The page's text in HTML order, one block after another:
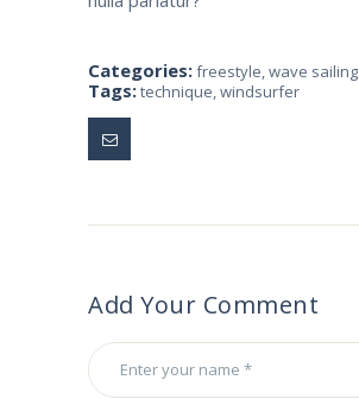
Categories:freestyle,wave sailing
Tags:technique,windsurfer
Add Your Comment